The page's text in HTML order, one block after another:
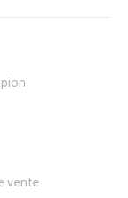
vente